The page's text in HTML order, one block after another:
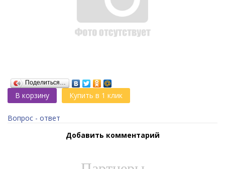
Поделиться…
В корзину Купить в 1 клик
Вопрос - ответ
Добавить комментарий